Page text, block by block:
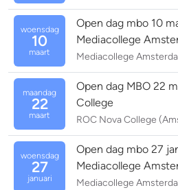
woensdag
10
maart
Open dag mbo 10
Mediacollege
Mediacollege
maandag
22
maart
Open dag MBO 22
College
ROC Nova College
woensdag
27
januari
Open dag mbo 27
Mediacollege
Mediacollege